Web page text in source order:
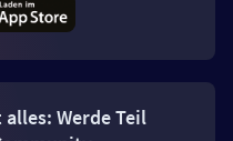
Werde Teil